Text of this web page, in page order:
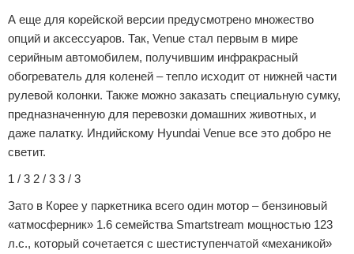
А еще для корейской версии предусмотрено множество
опций и аксессуаров. Так, Venue стал первым в мире
серийным автомобилем, получившим инфракрасный
обогреватель для коленей – тепло исходит от нижней части
рулевой колонки. Также можно заказать специальную сумку,
предназначенную для перевозки домашних животных, и
даже палатку. Индийскому Hyundai Venue все это добро не
светит.
1 / 3 2 / 3 3 / 3
Зато в Корее у паркетника всего один мотор – бензиновый
«атмосферник» 1.6 семейства Smartstream мощностью 123
л.с., который сочетается с шестиступенчатой «механикой»